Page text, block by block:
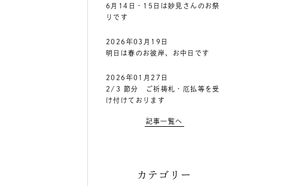
6月14日・15日は妙見さんのお祭
りです
2026年03月19日
明日は春のお彼岸、お中日です
2026年01月27日
2/3 節分 ご祈祷札・厄払等を受
け付けております
記事一覧へ
カテゴリー